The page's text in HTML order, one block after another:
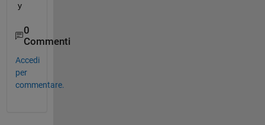
y
0
Commenti
Accedi
per
commentare.